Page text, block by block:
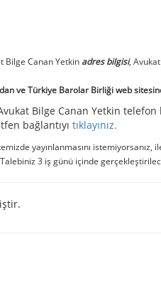
Bilge Canan Yetkin adres bilgisi,
ve Türkiye Barolar Birliği web
Bilge Canan Yetkin
bağlantıyı tıklayınız.
yayınlanmasını
3 iş günü içinde